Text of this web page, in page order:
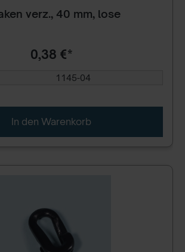
verz., 40 mm, lose
0,38 €*
1145-04
In den Warenkorb